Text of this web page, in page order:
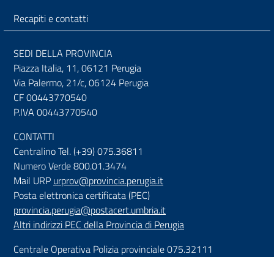
Recapiti e contatti
SEDI DELLA PROVINCIA
Piazza Italia, 11, 06121 Perugia
Via Palermo, 21/c, 06124 Perugia
CF 00443770540
P.IVA 00443770540
CONTATTI
Centralino Tel. (+39) 075.36811
Numero Verde 800.01.3474
Mail URP urprov@provincia.perugia.it
Posta elettronica certificata (PEC)
provincia.perugia@postacert.umbria.it
Altri indirizzi PEC della Provincia di Perugia
Centrale Operativa Polizia provinciale 075.32111